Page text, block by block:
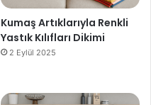
Kumaş Artıklarıyla Renkli
Yastık Kılıfları Dikimi
2 Eylül 2025